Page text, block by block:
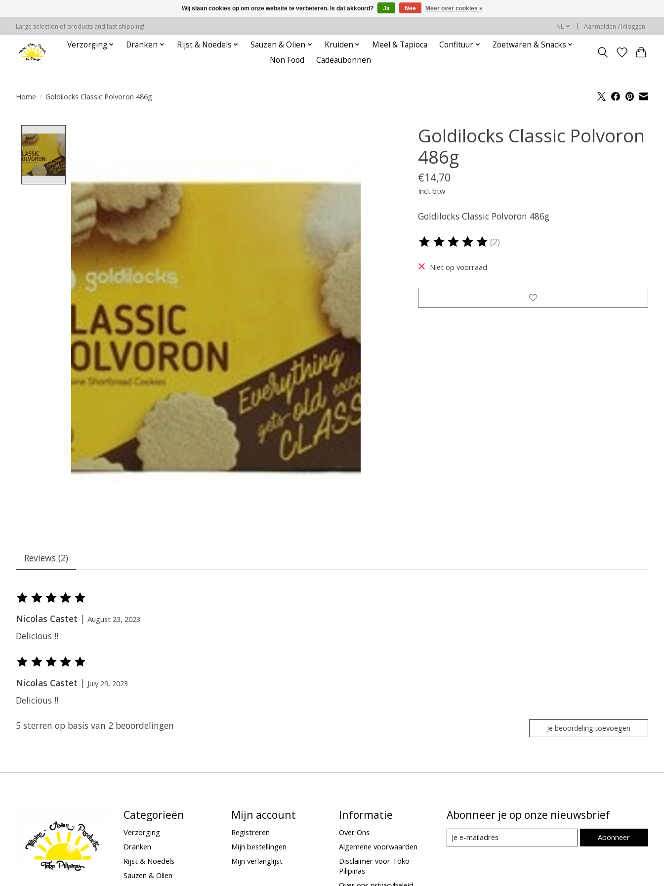
Large selection of products and fast shipping! NL Aanmelden / Inloggen
Verzorging Dranken Rijst & Noedels Sauzen & Olien Kruiden Meel & Tapioca Confituur
Zoetwaren & Snacks
Non Food
Cadeaubonnen
Home / Goldilocks Classic Polvoron 486g
Goldilocks Classic Polvoron
486g
€14,70
Incl. btw
Goldilocks Classic Polvoron 486g
De beoordeling van dit product is
(2)
Niet op voorraad
Reviews (2)
De beoordeling van dit product is
Nicolas Castet | August 23, 2023
Delicious !!
De beoordeling van dit product is
Nicolas Castet | July 29, 2023
Delicious !!
5 sterren op basis van 2 beoordelingen Je beoordeling toevoegen
Categorieën
Verzorging
Dranken
Rijst & Noedels
Sauzen & Olien
Mijn account
Registreren
Mijn bestellingen
Mijn verlanglijst
Informatie
Over Ons
Algemene voorwaarden
Disclaimer voor Toko-
Pilipinas
Abonneer je op onze nieuwsbrief
Abonneer
Wij slaan cookies op om onze website te verbeteren. Is dat akkoord? Ja Nee Meer over cookies »